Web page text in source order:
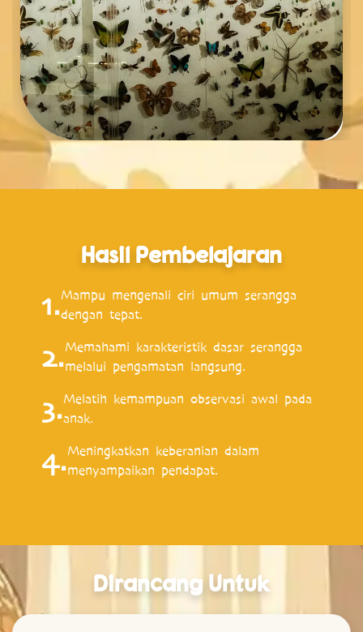
Hasil Pembelajaran
1.Mampu mengenali ciri umum serangga
dengan tepat.
2.Memahami karakteristik dasar serangga
melalui pengamatan langsung.
3.Melatih kemampuan observasi awal pada
anak.
4.Meningkatkan keberanian dalam
menyampaikan pendapat.
Dirancang Untuk